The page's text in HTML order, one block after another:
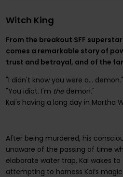
Witch King
From the breakout SFF
comes a remarkable story of
trust and betrayal, and of the
"I didn't know you were a... demon."
"You idiot. I'm thedemon."
Kai's having a long day in Martha
After being murdered, his
unaware of the passing of time
elaborate water trap, Kai wakes
attempting to harness Kai’s